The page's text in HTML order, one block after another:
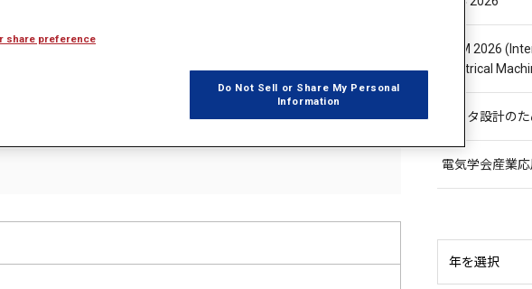
ンでのユーザー事例発表の一部をダイジェストとしてご紹介しま
/トポロジー最適化です。
ICEM 2026
Electrical
モータ設計の
電気学会産業
share preference
Do Not Sell or Share My Personal
Information